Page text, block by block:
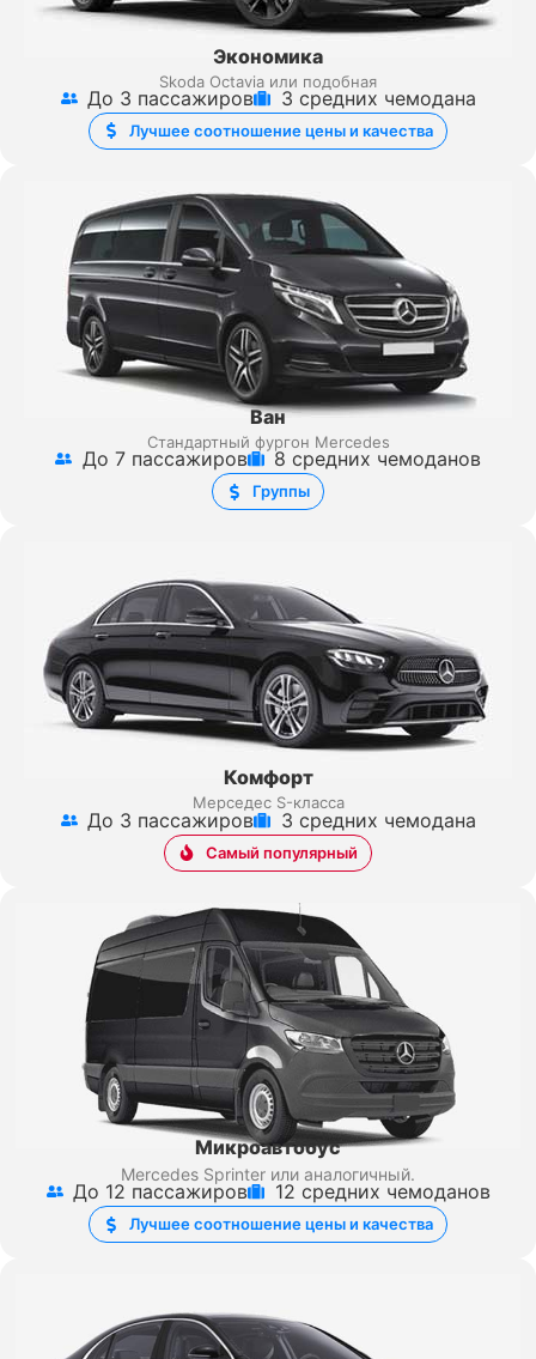
Экономика
Skoda Octavia или подобная
До 3 пассажиров 3 средних чемодана
Лучшее соотношение цены и качества
Ван
Стандартный фургон Mercedes
До 7 пассажиров 8 средних чемоданов
Группы
Комфорт
Мерседес S-класса
До 3 пассажиров 3 средних чемодана
Самый популярный
Микроавтобус
Mercedes Sprinter или аналогичный.
До 12 пассажиров 12 средних чемоданов
Лучшее соотношение цены и качества